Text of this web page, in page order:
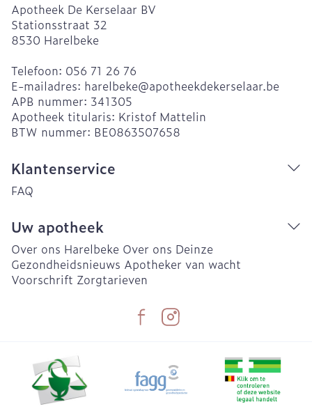
Apotheek De Kerselaar BV
Stationsstraat 32
8530 Harelbeke
Telefoon: 056 71 26 76
E-mailadres: harelbeke@apotheekdekerselaar.be
APB nummer: 341305
Apotheek titularis: Kristof Mattelin
BTW nummer: BE0863507658
Klantenservice
FAQ
Uw apotheek
Over ons Harelbeke Over ons Deinze
Gezondheidsnieuws Apotheker van wacht
Voorschrift Zorgtarieven